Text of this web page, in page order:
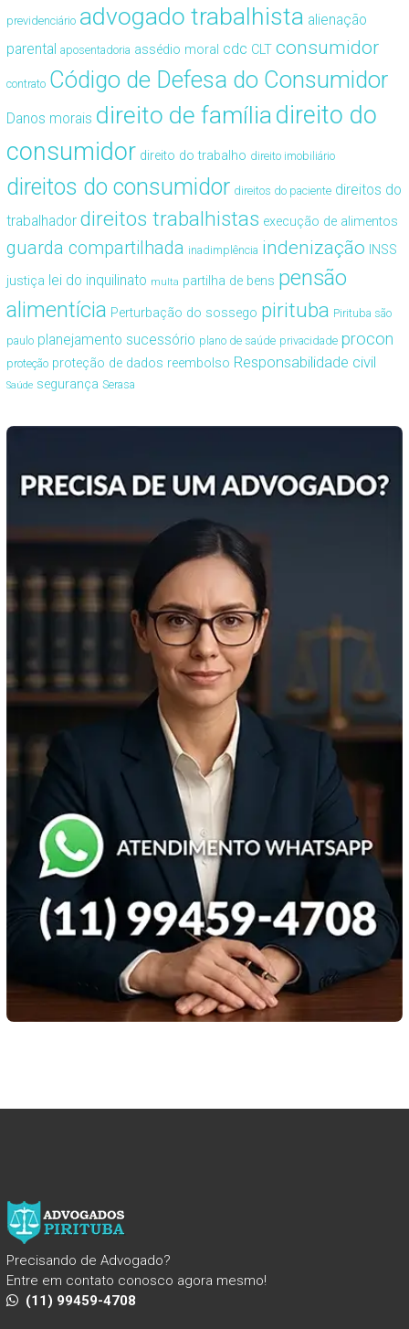
previdenciário advogado trabalhista alienação
parental aposentadoria assédio moral cdc CLT consumidor
contrato Código de Defesa do Consumidor
Danos morais direito de famíliadireito do
consumidor direito do trabalho direito imobiliário
direitos do consumidor direitos do paciente direitos do
trabalhador direitos trabalhistas execução de alimentos
guarda compartilhada inadimplência indenização INSS
justiça lei do inquilinato multa partilha de bens pensão
alimentícia Perturbação do sossego pirituba Pirituba são
paulo planejamento sucessório plano de saúde privacidade procon
proteção proteção de dados reembolso Responsabilidade civil
Saúde segurança Serasa
Precisando de Advogado?
Entre em contato conosco agora mesmo!
(11) 99459-4708